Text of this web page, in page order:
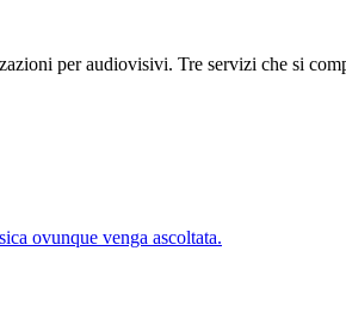
per audiovisivi. Tre servizi che si
ovunque venga ascoltata.